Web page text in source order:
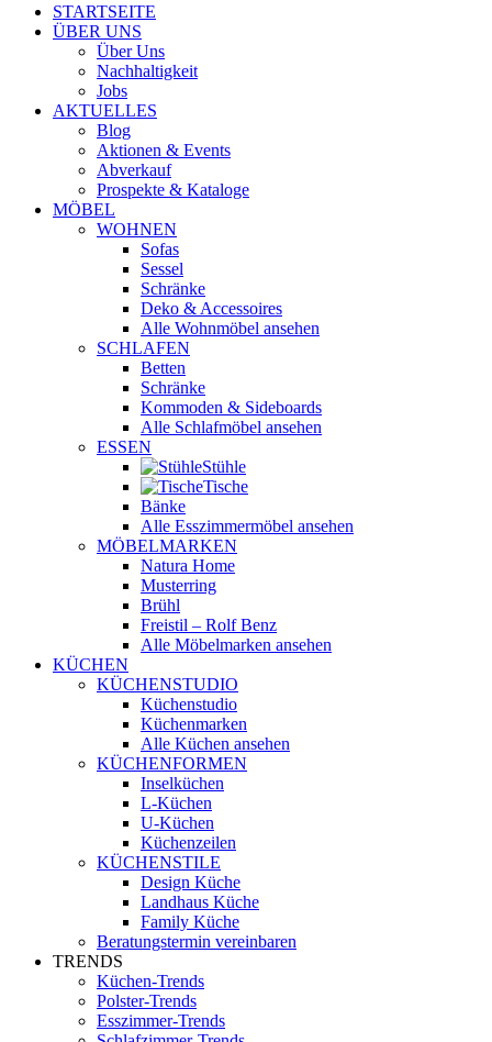
STARTSEITE
ÜBER UNS
Über Uns
Nachhaltigkeit
Jobs
AKTUELLES
Blog
Aktionen & Events
Abverkauf
Prospekte & Kataloge
MÖBEL
WOHNEN
Sofas
Sessel
Schränke
Deko & Accessoires
Alle Wohnmöbel ansehen
SCHLAFEN
Betten
Schränke
Kommoden & Sideboards
Alle Schlafmöbel ansehen
ESSEN
Stühle
Tische
Bänke
Alle Esszimmermöbel ansehen
MÖBELMARKEN
Natura Home
Musterring
Brühl
Freistil – Rolf Benz
Alle Möbelmarken ansehen
KÜCHEN
KÜCHENSTUDIO
Küchenstudio
Küchenmarken
Alle Küchen ansehen
KÜCHENFORMEN
Inselküchen
L-Küchen
U-Küchen
Küchenzeilen
KÜCHENSTILE
Design Küche
Landhaus Küche
Family Küche
Beratungstermin vereinbaren
TRENDS
Küchen-Trends
Polster-Trends
Esszimmer-Trends